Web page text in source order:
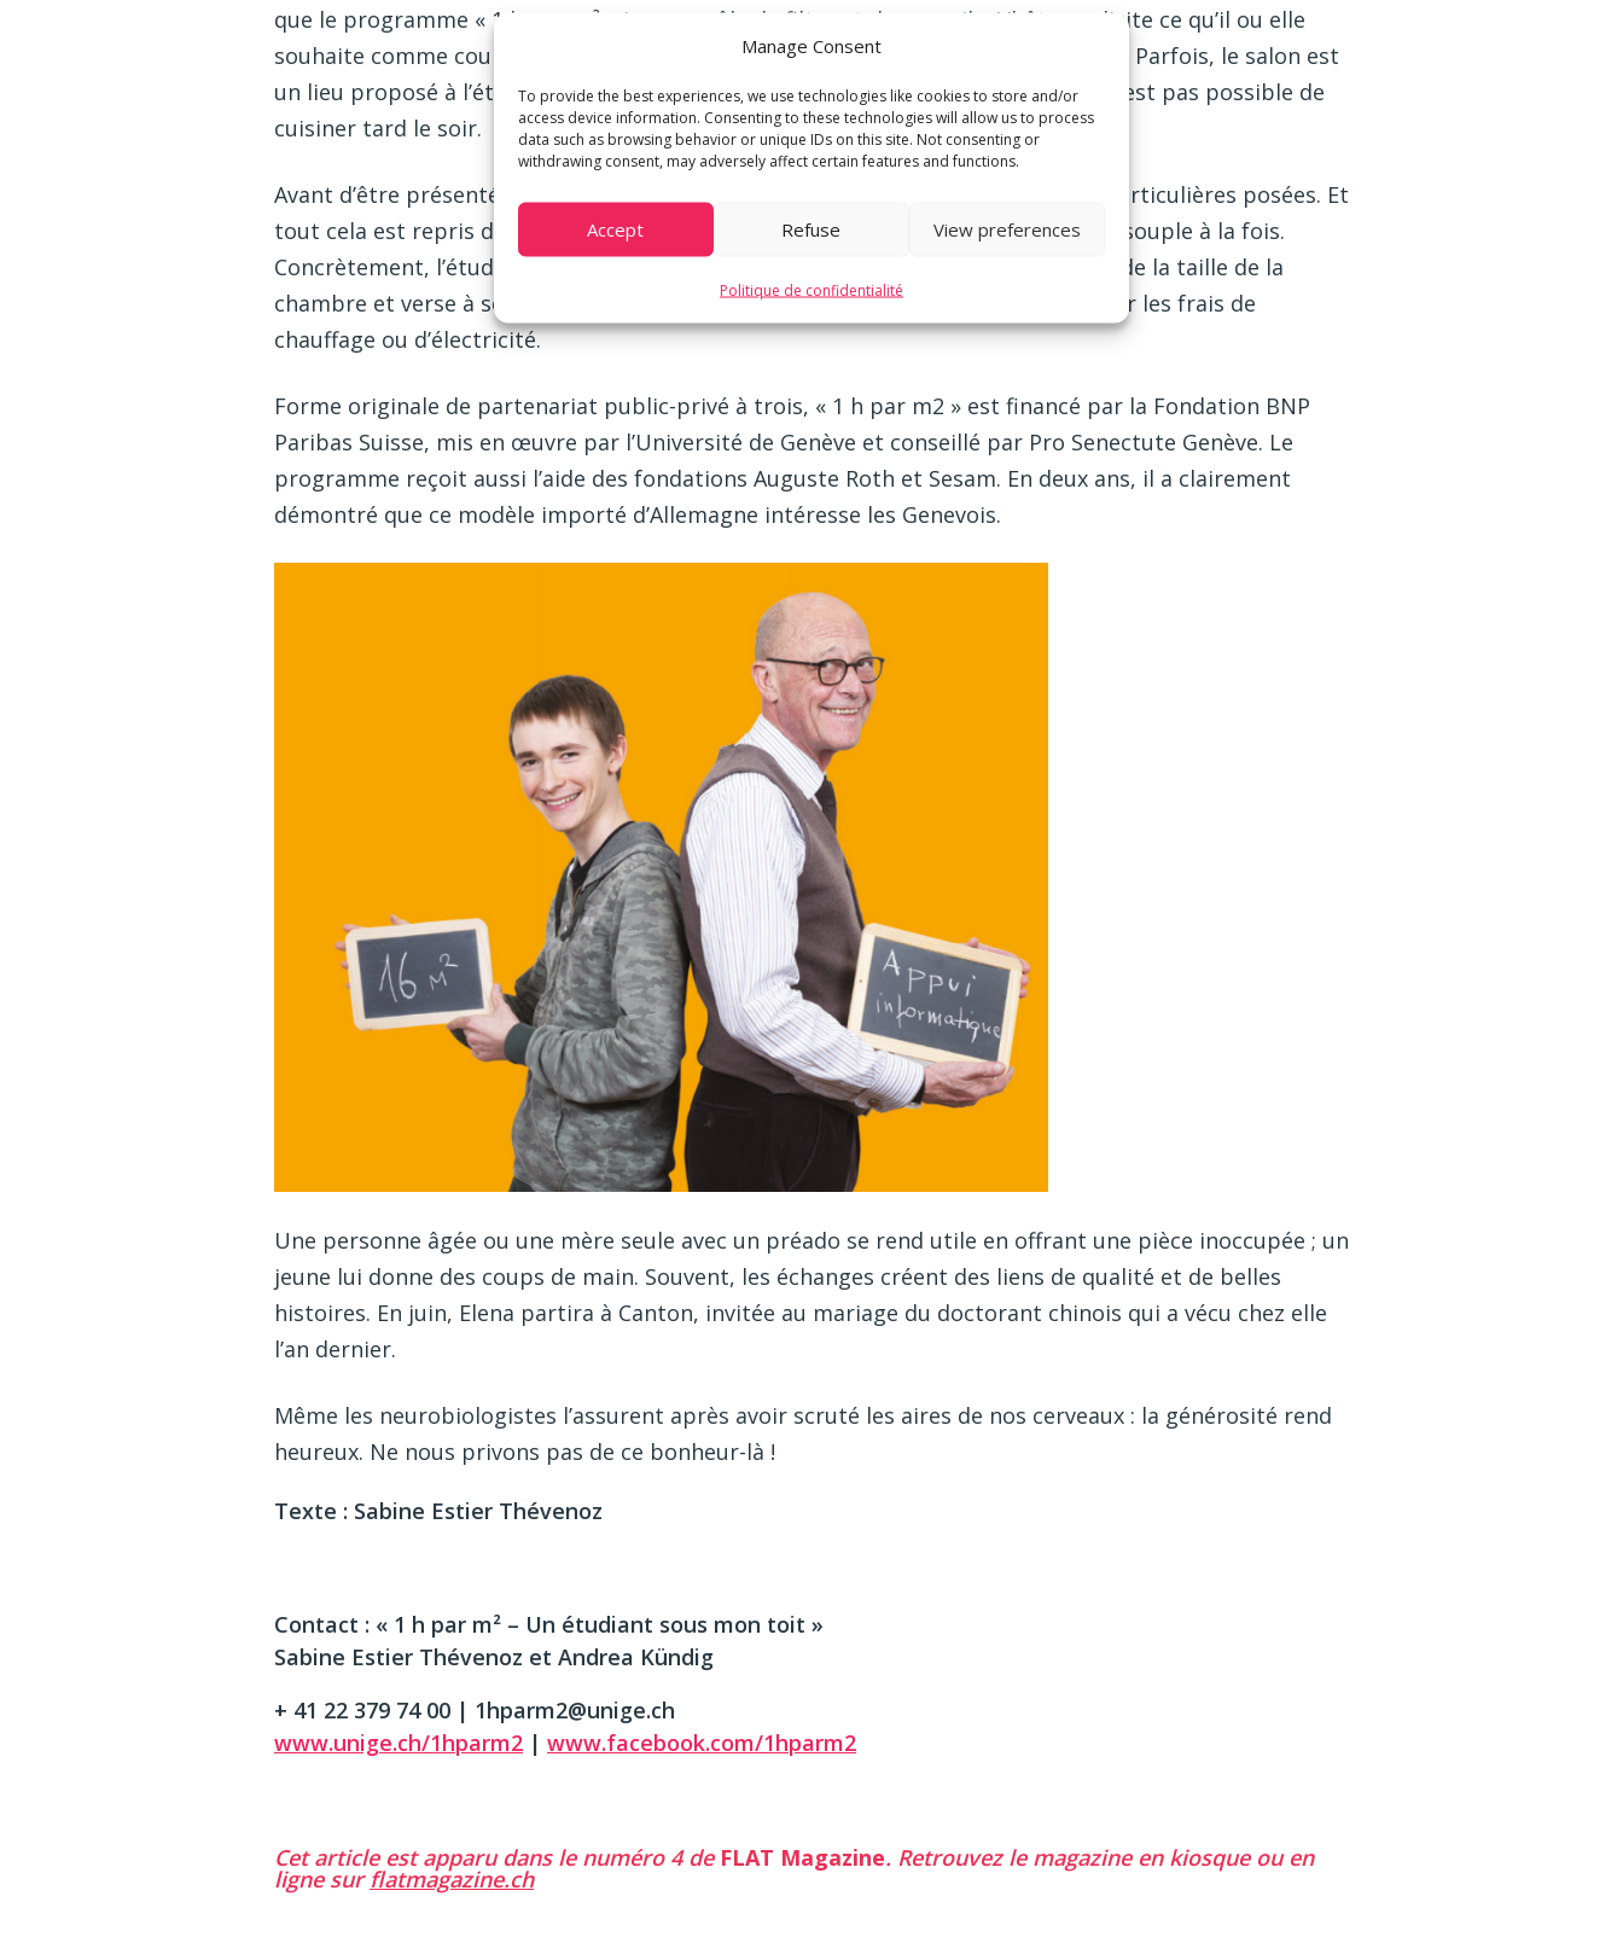
Manage Consent
To provide the best experiences, we use technologies like cookies to store and/or
access device information. Consenting to these technologies will allow us to process
data such as browsing behavior or unique IDs on this site. Not consenting or
withdrawing consent, may adversely affect certain features and functions.
Accept Refuse View preferences
Politique de confidentialité
que le programme « 1 h par m² » joue un rôle de filtre et de conseils. L’hôte explicite ce qu’il ou elle
souhaite comme coups de main, mais aussi comment il veut partager son espace. Parfois, le salon est
un lieu proposé à l’étudiant, d’autres fois il est réservé à l’hôte. Chez certains, il n’est pas possible de
cuisiner tard le soir.
Avant d’être présentés aux hôtes, les étudiants connaissent déjà les conditions particulières posées. Et
tout cela est repris dans la convention d’hébergement qui fixe un cadre précis et souple à la fois.
Concrètement, l’étudiant offre 3 à 5 h de coups de main par semaine en fonction de la taille de la
chambre et verse à son hôte 100 francs par mois à titre de dédommagement pour les frais de
chauffage ou d’électricité.
Forme originale de partenariat public-privé à trois, « 1 h par m2 » est financé par la Fondation BNP
Paribas Suisse, mis en œuvre par l’Université de Genève et conseillé par Pro Senectute Genève. Le
programme reçoit aussi l’aide des fondations Auguste Roth et Sesam. En deux ans, il a clairement
démontré que ce modèle importé d’Allemagne intéresse les Genevois.
Une personne âgée ou une mère seule avec un préado se rend utile en offrant une pièce inoccupée ; un
jeune lui donne des coups de main. Souvent, les échanges créent des liens de qualité et de belles
histoires. En juin, Elena partira à Canton, invitée au mariage du doctorant chinois qui a vécu chez elle
l’an dernier.
Même les neurobiologistes l’assurent après avoir scruté les aires de nos cerveaux : la générosité rend
heureux. Ne nous privons pas de ce bonheur-là !
Texte : Sabine Estier Thévenoz
Contact : « 1 h par m² – Un étudiant sous mon toit »
Sabine Estier Thévenoz et Andrea Kündig
+ 41 22 379 74 00 | 1hparm2@unige.ch
www.unige.ch/1hparm2 | www.facebook.com/1hparm2
Cet article est apparu dans le numéro 4 de FLAT Magazine. Retrouvez le magazine en kiosque ou en
ligne sur flatmagazine.ch